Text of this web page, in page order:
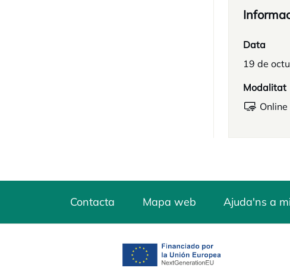
Data
19 de
Modalitat
Online
Contacta Mapa web Ajuda'ns a
opens in a new tab